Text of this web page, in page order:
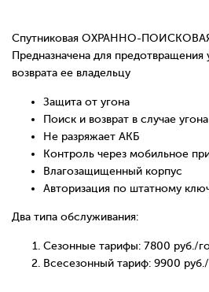
Спутниковая ОХРАННО-
Предназначена для предотвращения
возврата ее владельцу
Защита от угона
Поиск и возврат в случае угона
Не разряжает АКБ
Контроль через мобильное
Влагозащищенный корпус
Авторизация по штатному
Два типа обслуживания:
Сезонные тарифы: 7800 руб./
Всесезонный тариф: 9900